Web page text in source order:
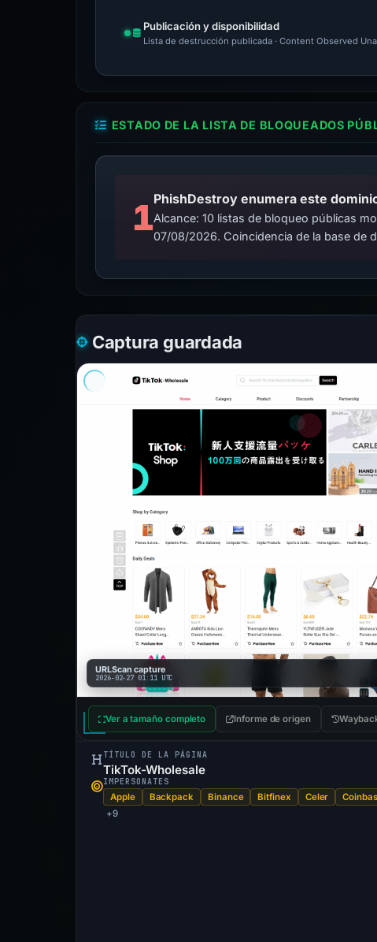
Publicación y disponibilidad
Lista de destrucción publicada · Content Observed
ESTADO DE LA LISTA DE BLOQUEADOS
1PhishDestroy enumera este
Alcance: 10 listas de bloqueo públicas
07/08/2026. Coincidencia de la base de
Captura guardada
URLScan capture
2026-02-27 01:11 UTC
Ver a tamaño completo Informe de origen
TÍTULO DE LA PÁGINA
TikTok-Wholesale
IMPERSONATES
Apple Backpack Binance Bitfinex Celer
+9